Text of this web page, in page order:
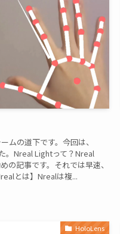
ムの道下です。今回は、
。Nreal Lightって？Nreal
の記事です。それでは早速、
とは】Nrealは複...
HoloLens